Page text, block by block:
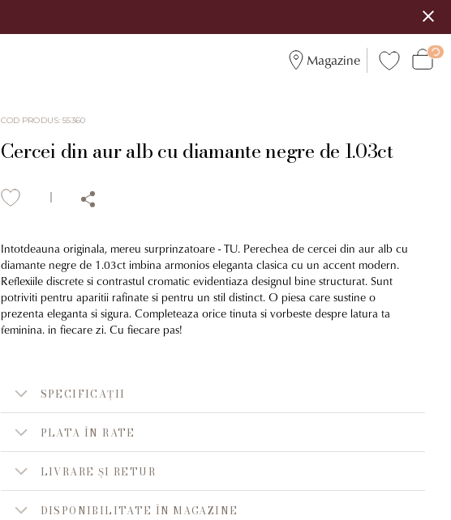
Magazine
COD PRODUS:55360
Cercei din aur alb cu diamante negre de 1.03ct
Intotdeauna originala, mereu surprinzatoare - TU. Perechea de cercei din aur alb cu
diamante negre de 1.03ct imbina armonios eleganta clasica cu un accent modern.
Reflexiile discrete si contrastul cromatic evidentiaza designul bine structurat. Sunt
potriviti pentru aparitii rafinate si pentru un stil distinct. O piesa care sustine o
prezenta eleganta si sigura. Completeaza orice tinuta si vorbeste despre latura ta
feminina. in fiecare zi. Cu fiecare pas!
SPECIFICAȚII
PLATA ÎN RATE
LIVRARE ȘI RETUR
DISPONIBILITATE ÎN MAGAZINE